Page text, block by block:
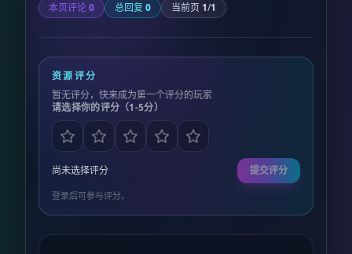
本页评论0 总回复 0 当前页 1/1
资源评分
暂无评分，快来成为第一个评分的玩家
请选择你的评分（1-5分）
尚未选择评分 提交评分
登录后可参与评分。